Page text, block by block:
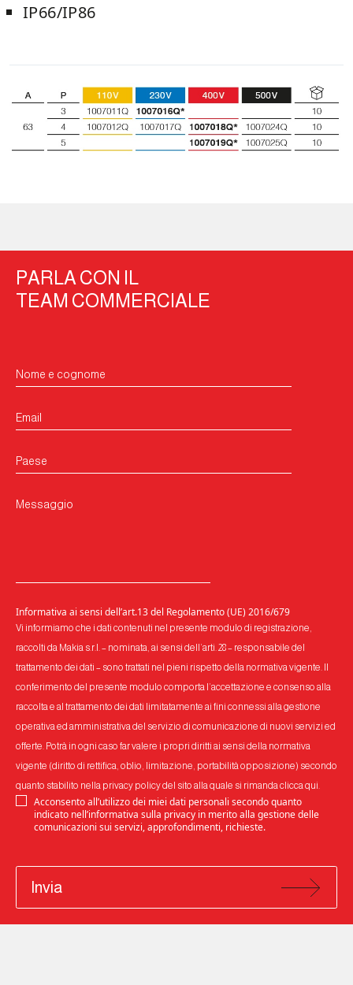
IP66/IP86
PARLA CON IL
TEAM COMMERCIALE
Nome e cognome
Email
Paese
Messaggio
Informativa ai sensi dell’art.13 del Regolamento (UE) 2016/679
Vi informiamo che i dati contenuti nel presente modulo di registrazione,
raccolti da Makia s.r.l. – nominata, ai sensi dell’arti. 28 – responsabile del
trattamento dei dati – sono trattati nel pieni rispetto della normativa vigente. Il
conferimento del presente modulo comporta l’accettazione e consenso alla
raccolta e al trattamento dei dati limitatamente ai fini connessi alla gestione
operativa ed amministrativa del servizio di comunicazione di nuovi servizi ed
offerte. Potrà in ogni caso far valere i propri diritti ai sensi della normativa
vigente (diritto di rettifica, oblio, limitazione, portabilità opposizione) secondo
quanto stabilito nella privacy policy del sito alla quale si rimandaclicca qui.
Acconsento all’utilizzo dei miei dati personali secondo quanto
indicato nell’informativa sulla privacy in merito alla gestione delle
comunicazioni sui servizi, approfondimenti, richieste.
Invia